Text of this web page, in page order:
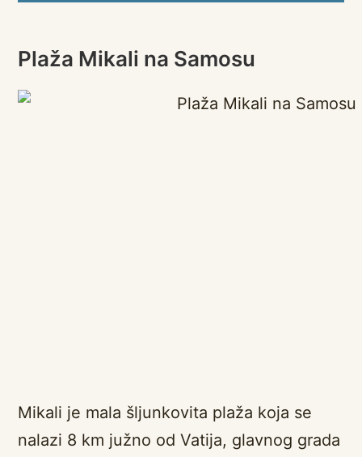
Plaža Mikali na Samosu
Mikali je mala šljunkovita plaža koja se
nalazi 8 km južno od Vatija, glavnog grada